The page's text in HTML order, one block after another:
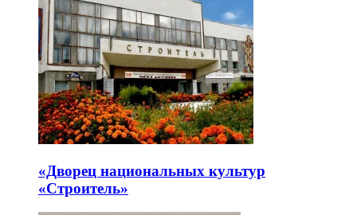
«Дворец национальных культур
«Строитель»